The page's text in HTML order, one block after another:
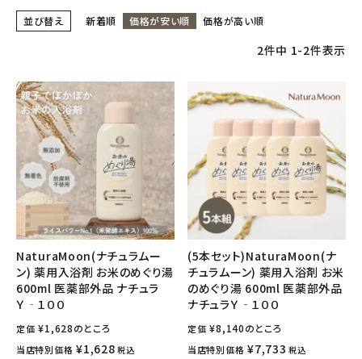
並び替え 新着順 価格が安い順 価格が高い順
2件中 1-2件表示
NaturaMoon(ナチュラムー
ン) 薬用入浴剤 お米のめぐり湯
600ml 医薬部外品 ナチュラ
Ｙ‐１００
定価 ¥1,628のところ
当店特別価格 ¥1,628 税込
(5本セット)NaturaMoon(ナ
チュラムーン) 薬用入浴剤 お米
のめぐり湯 600ml 医薬部外品
ナチュラＹ‐１００
定価 ¥8,140のところ
当店特別価格 ¥7,733 税込